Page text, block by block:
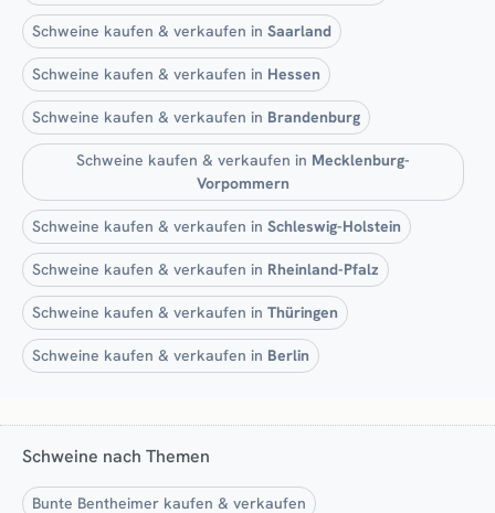
Schweine kaufen & verkaufen in Saarland
Schweine kaufen & verkaufen in Hessen
Schweine kaufen & verkaufen in Brandenburg
Schweine kaufen & verkaufen in Mecklenburg-
Vorpommern
Schweine kaufen & verkaufen in Schleswig-Holstein
Schweine kaufen & verkaufen in Rheinland-Pfalz
Schweine kaufen & verkaufen in Thüringen
Schweine kaufen & verkaufen in Berlin
Schweine nach Themen
Bunte Bentheimer kaufen & verkaufen